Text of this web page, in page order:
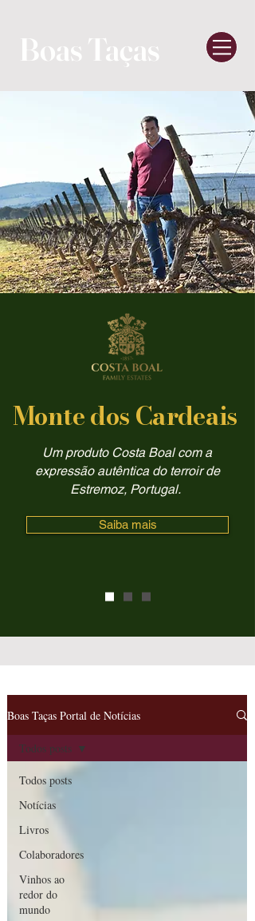
Boas Taças
Monte dos Cardeais
Um produto Costa Boal com a
expressão autêntica do terroir de
Estremoz, Portugal.
Saiba mais
Boas Taças Portal de Notícias
Todos posts
Notícias
Livros
Colaboradores
Vinhos ao
redor do
mundo
Todos posts